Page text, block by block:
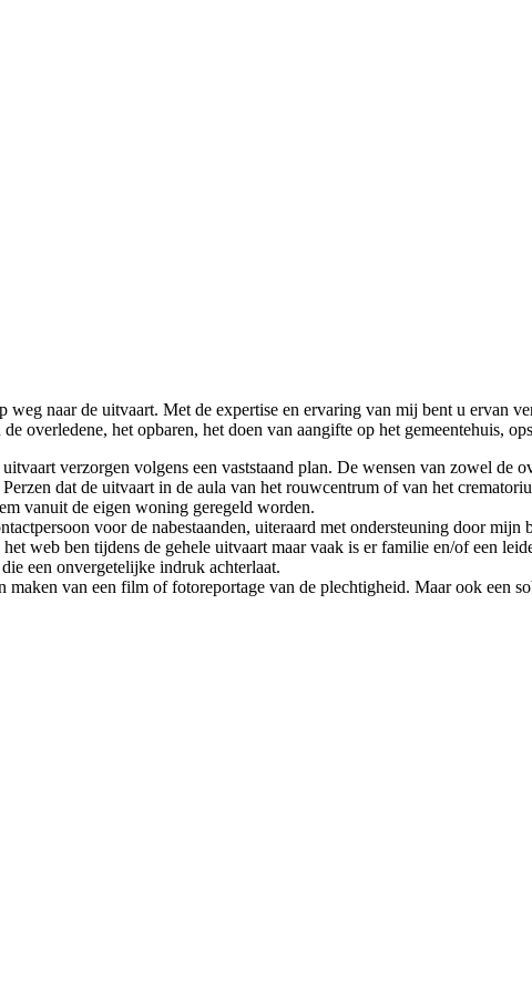
naar de uitvaart. Met de expertise en ervaring van mij bent u ervan
overledene, het opbaren, het doen van aangifte op het gemeentehuis,
verzorgen volgens een vaststaand plan. De wensen van zowel de
dat de uitvaart in de aula van het rouwcentrum of van het
vanuit de eigen woning geregeld worden.
voor de nabestaanden, uiteraard met ondersteuning door
web ben tijdens de gehele uitvaart maar vaak is er familie en/of een
een onvergetelijke indruk achterlaat.
maken van een film of fotoreportage van de plechtigheid. Maar ook een